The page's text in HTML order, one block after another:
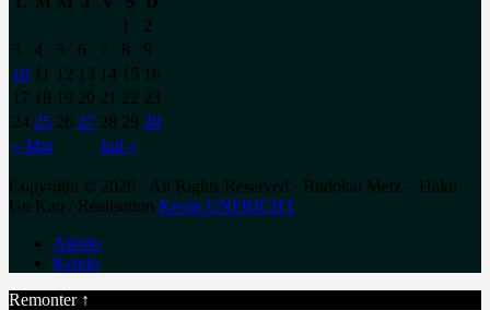
« Mai Juil »
2
3
4 5 6 7 8
9
10
12 13 14 15
16
17
18 19 20 21 22
23
24 25 26 27 28 29 30
Copyright © 2026 · All Rights Reserved · Budokaï Metz – Haku
Un Kan / Réalisation Kevin UNFRICHT
Aïkido
Kendo
Remonter ↑